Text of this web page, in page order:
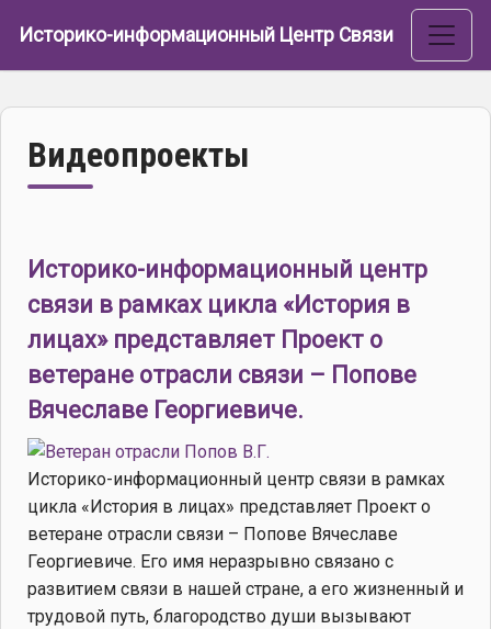
Историко-информационный Центр Связи
Видеопроекты
Историко-информационный центр
связи в рамках цикла «История в
лицах» представляет Проект о
ветеране отрасли связи – Попове
Вячеславе Георгиевиче.
Историко-информационный центр связи в рамках
цикла «История в лицах» представляет Проект о
ветеране отрасли связи – Попове Вячеславе
Георгиевиче. Его имя неразрывно связано с
развитием связи в нашей стране, а его жизненный и
трудовой путь, благородство души вызывают